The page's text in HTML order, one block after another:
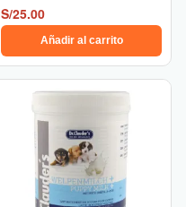
S/25.00
Añadir al carrito